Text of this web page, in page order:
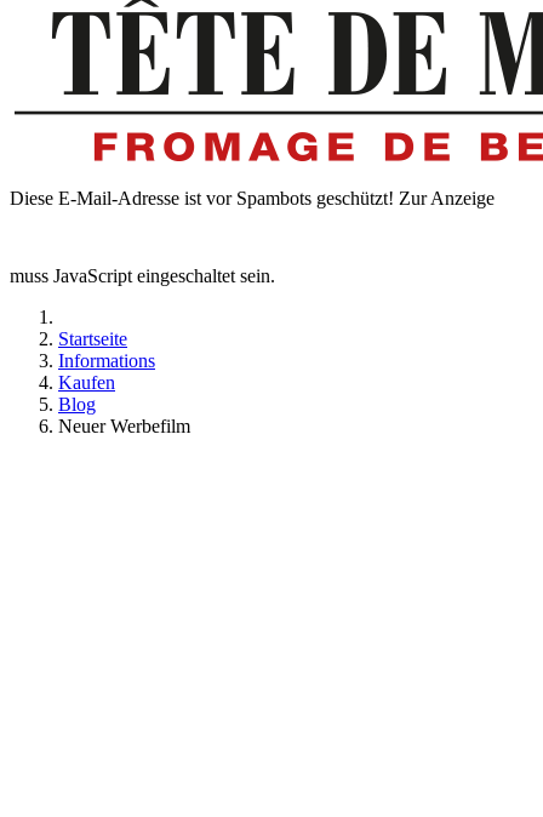
Diese E-Mail-Adresse ist vor Spambots geschützt! Zur Anzeige
muss JavaScript eingeschaltet sein.
Startseite
Informations
Kaufen
Blog
Neuer Werbefilm